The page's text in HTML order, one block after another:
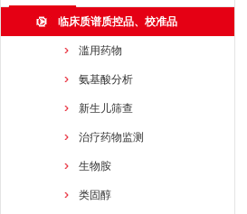
临床质谱质控品、校准品
滥用药物
氨基酸分析
新生儿筛查
治疗药物监测
生物胺
类固醇